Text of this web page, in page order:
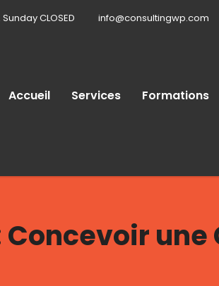
CLOSED info@consultingwp.com
Accueil Services Formations
Concevoir